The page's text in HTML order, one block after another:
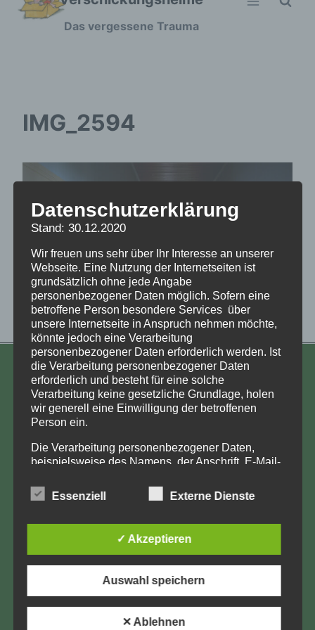
Zum
Das vergessene Trauma
IMG_2594
KONTAKT
Aufarbeitung und Erforschung
Kinderverschickung e.V.
Anja Röhl
Kiehlufer 43
info@Verschickungsheime.de
Impressum
Datenschutz
Datenschutzerklärung
Stand: 30.12.2020
Wir freuen uns sehr über Ihr Interesse an unserer
Webseite. Eine Nutzung der Internetseiten ist
grundsätzlich ohne jede Angabe
personenbezogener Daten möglich. Sofern eine
betroffene Person besondere Services über
unsere Internetseite in Anspruch nehmen möchte,
könnte jedoch eine Verarbeitung
personenbezogener Daten erforderlich werden. Ist
die Verarbeitung personenbezogener Daten
erforderlich und besteht für eine solche
Verarbeitung keine gesetzliche Grundlage, holen
wir generell eine Einwilligung der betroffenen
Person ein.
Die Verarbeitung personenbezogener Daten,
beispielsweise des Namens, der Anschrift, E-Mail-
Person, erfolgt stets im Einklang mit der
Datenschutz-Grundverordnung und in
landesspezifischen Datenschutzbestimmungen.
Mittels dieser Datenschutzerklärung möchte unser
und Zweck der von uns erhobenen, genutzten und
verarbeiteten personenbezogenen Daten
mittels dieser Datenschutzerklärung über die ihnen
Essenziell Externe Dienste
✓ Akzeptieren
Auswahl speichern
✕ Ablehnen